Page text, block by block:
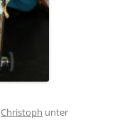
Christoph unter